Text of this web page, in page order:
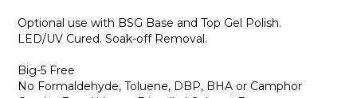
Optional use with BSG Base and Top Gel Polish.
LED/UV Cured. Soak-off Removal.
Big-5 Free
No Formaldehyde, Toluene, DBP, BHA or Camphor